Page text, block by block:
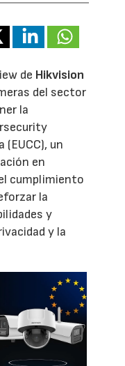
de Hikvision
del sector
la
un
en
cumplimiento
la
y
y la